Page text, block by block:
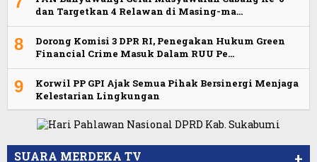
dan Targetkan 4 Relawan di Masing-ma…
8
Dorong Komisi 3 DPR RI, Penegakan Hukum Green
Financial Crime Masuk Dalam RUU Pe…
9
Korwil PP GPI Ajak Semua Pihak Bersinergi Menjaga
Kelestarian Lingkungan
SUARA MERDEKA TV +
Billabong, Sekretaris GPI: Kedua Tokoh…
Jakarta